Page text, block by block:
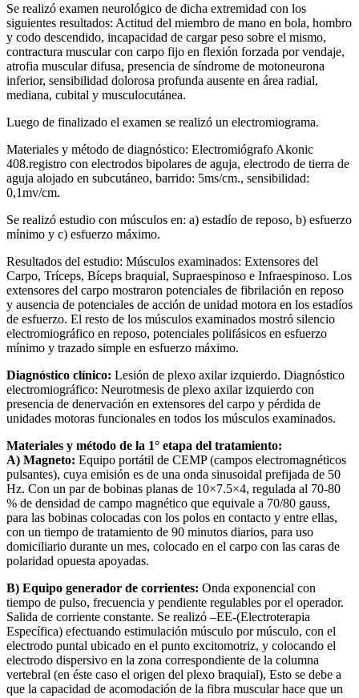
Se realizó examen neurológico de dicha extremidad con los
siguientes resultados: Actitud del miembro de mano en bola, hombro
y codo descendido, incapacidad de cargar peso sobre el mismo,
contractura muscular con carpo fijo en flexión forzada por vendaje,
atrofia muscular difusa, presencia de síndrome de motoneurona
inferior, sensibilidad dolorosa profunda ausente en área radial,
mediana, cubital y musculocutánea.
Luego de finalizado el examen se realizó un electromiograma.
Materiales y método de diagnóstico: Electromiógrafo Akonic
408.registro con electrodos bipolares de aguja, electrodo de tierra de
aguja alojado en subcutáneo, barrido: 5ms/cm., sensibilidad:
0,1mv/cm.
Se realizó estudio con músculos en: a) estadío de reposo, b) esfuerzo
mínimo y c) esfuerzo máximo.
Resultados del estudio: Músculos examinados: Extensores del
Carpo, Tríceps, Bíceps braquial, Supraespinoso e Infraespinoso. Los
extensores del carpo mostraron potenciales de fibrilación en reposo
y ausencia de potenciales de acción de unidad motora en los estadíos
de esfuerzo. El resto de los músculos examinados mostró silencio
electromiográfico en reposo, potenciales polifásicos en esfuerzo
mínimo y trazado simple en esfuerzo máximo.
Diagnóstico clínico: Lesión de plexo axilar izquierdo. Diagnóstico
electromiográfico: Neurotmesis de plexo axilar izquierdo con
presencia de denervación en extensores del carpo y pérdida de
unidades motoras funcionales en todos los músculos examinados.
Materiales y método de la 1° etapa del tratamiento:
A) Magneto: Equipo portátil de CEMP (campos electromagnéticos
pulsantes), cuya emisión es de una onda sinusoidal prefijada de 50
Hz. Con un par de bobinas planas de 10×7.5×4, regulada al 70-80
% de densidad de campo magnético que equivale a 70/80 gauss,
para las bobinas colocadas con los polos en contacto y entre ellas,
con un tiempo de tratamiento de 90 minutos diarios, para uso
domiciliario durante un mes, colocado en el carpo con las caras de
polaridad opuesta apoyadas.
B) Equipo generador de corrientes: Onda exponencial con
tiempo de pulso, frecuencia y pendiente regulables por el operador.
Salida de corriente constante. Se realizó –EE-(Electroterapia
Específica) efectuando estimulación músculo por músculo, con el
electrodo puntal ubicado en el punto excitomotriz, y colocando el
electrodo dispersivo en la zona correspondiente de la columna
vertebral (en éste caso el origen del plexo braquial), Esto se debe a
que la capacidad de acomodación de la fibra muscular hace que un